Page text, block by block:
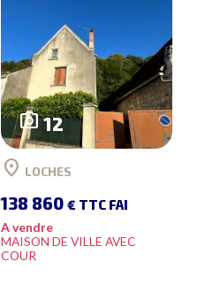
photo_camera12
location_on LOCHES
138 860€ TTC FAI
A vendre
MAISON DE VILLE AVEC
COUR